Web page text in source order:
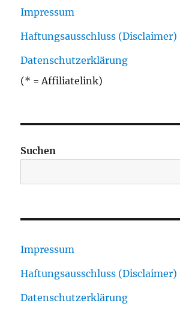
Impressum
Haftungsausschluss (Disclaimer)
Datenschutzerklärung
(* = Affiliatelink)
Suchen
Impressum
Haftungsausschluss (Disclaimer)
Datenschutzerklärung